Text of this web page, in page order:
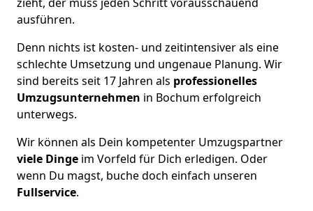
ausführen.
Denn nichts ist kosten- und zeitintensiver als eine
schlechte Umsetzung und ungenaue Planung. Wir
sind bereits seit 17 Jahren als professionelles
Umzugsunternehmen in Bochum erfolgreich
unterwegs.
Wir können als Dein kompetenter Umzugspartner
viele Dinge im Vorfeld für Dich erledigen. Oder
wenn Du magst, buche doch einfach unseren
Fullservice.